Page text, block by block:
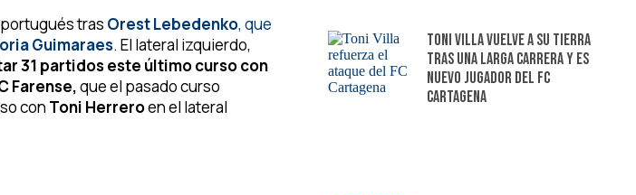
tras Orest Lebedenko, que
Guimaraes. El lateral izquierdo,
31 partidos este último curso con
Farense,que el pasado curso
con Toni Herreroen el lateral
Toni Villa vuelve a su tierra
tras una larga carrera y es
nuevo jugador del FC
Cartagena